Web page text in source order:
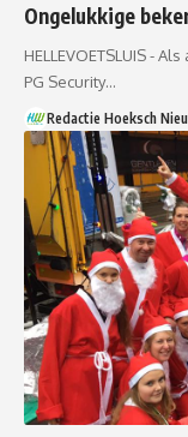
Ongelukkige
HELLEVOETSLUIS -
PG Security…
Redactie Hoeksch